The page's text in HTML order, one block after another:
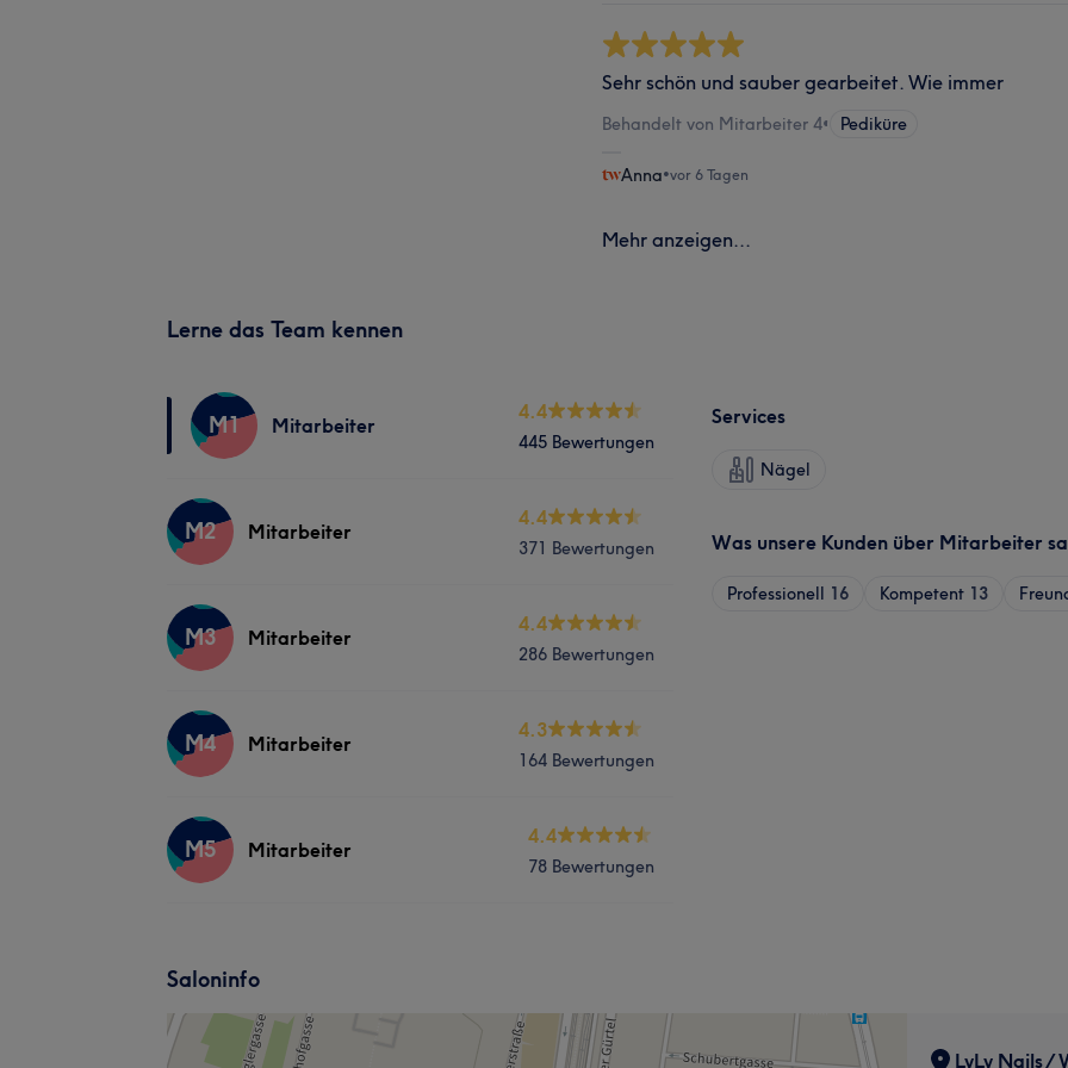
Sehr schön und sauber gearbeitet. Wie immer
Behandelt von Mitarbeiter 4• Pediküre
Anna•vor 6 Tagen
Mehr anzeigen...
Lerne das Team kennen
M1 Mitarbeiter
4.4
445 Bewertungen
M2 Mitarbeiter
4.4
371 Bewertungen
M3 Mitarbeiter
4.4
286 Bewertungen
M4 Mitarbeiter
4.3
164 Bewertungen
M5 Mitarbeiter
4.4
78 Bewertungen
Services
Nägel
Was unsere Kunden über Mitarbeiter
Professionell 16 Kompetent 13
Saloninfo
LyLy Nails /